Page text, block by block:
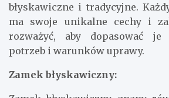
błyskawiczne i tradycyjne.
ma swoje unikalne cechy i
rozważyć, aby dopasować
potrzeb i warunków uprawy.
Zamek błyskawiczny: